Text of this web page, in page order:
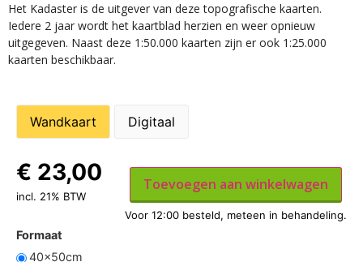
Het Kadaster is de uitgever van deze topografische kaarten.
Iedere 2 jaar wordt het kaartblad herzien en weer opnieuw
uitgegeven. Naast deze 1:50.000 kaarten zijn er ook 1:25.000
kaarten beschikbaar.
Wandkaart Digitaal
Formaat
40x50cm
€ 23,00
incl. 21% BTW
Toevoegen aan winkelwagen